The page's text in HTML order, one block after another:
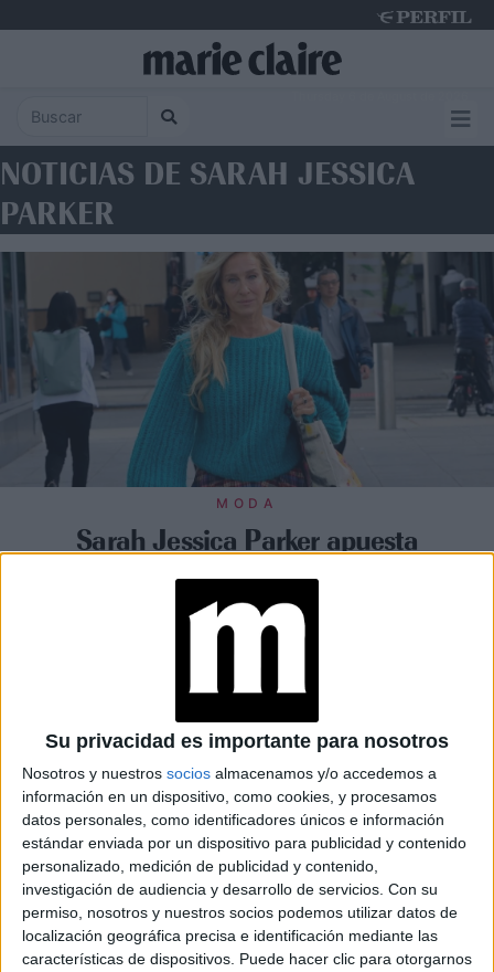
Su privacidad es importante para nosotros
Nosotros y nuestros socios almacenamos y/o accedemos a
información en un dispositivo, como cookies, y procesamos
datos personales, como identificadores únicos e información
estándar enviada por un dispositivo para publicidad y contenido
personalizado, medición de publicidad y contenido,
investigación de audiencia y desarrollo de servicios. Con su
permiso, nosotros y nuestros socios podemos utilizar datos de
localización geográfica precisa e identificación mediante las
características de dispositivos. Puede hacer clic para otorgarnos
NOTICIAS DE SARAH JESSICA
PARKER
MODA
Sarah Jessica Parker apuesta
por la moda sustentable de
una marca de lujo con
orígenes argentinos
Espacio Publicitario